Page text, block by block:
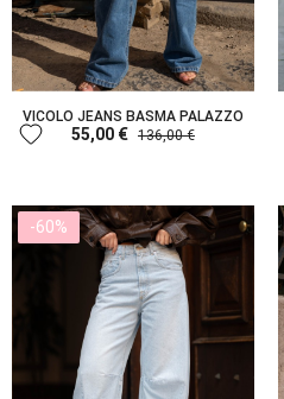
VICOLO JEANS BASMA PALAZZO
55,00 € 136,00 €
favorite
-60%